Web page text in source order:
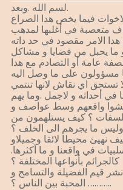
لسم الله .وبعد.
فيما يخص هدا الصراع
متعصبة في أغلبها لمدهب
الامر مقصود في حد داته
ما يحبل من قضايا و مشاكل
عامة أو التصادم مع هدا
تستحق اي نقاش لانها تنتمي
في أحداثه و لاجمل .وما يهم
واقعهم وسط عواصف و
؟ كيف يستلهمون من
وليس ما يجرهم الى الخلف ؟
نهيئ محيطا لائقا وجميلاو
في واقعنا و ما أكثرها.
كالجرائم بأنواعها المختلفة ؟
قيم الفضيلة والتسامح و
المحبة بين الناس ؟ ………..